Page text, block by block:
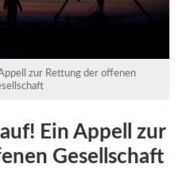
zur Rettung der offenen
Ein Appell zur
Gesellschaft